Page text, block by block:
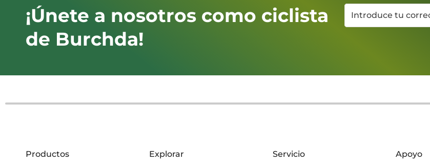
¡Únete a nosotros como ciclista
de Burchda!
Productos Explorar Servicio Apoyo